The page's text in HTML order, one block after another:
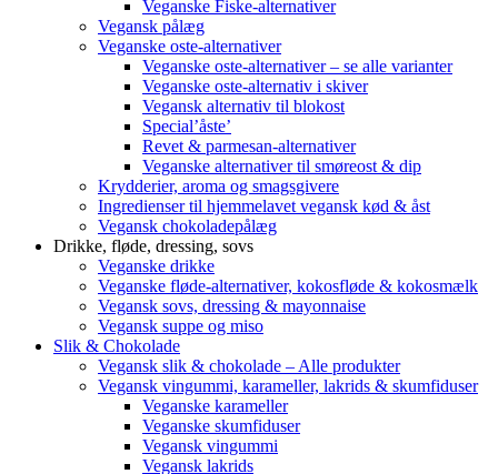
Veganske Fiske-alternativer
Vegansk pålæg
Veganske oste-alternativer
Veganske oste-alternativer – se alle varianter
Veganske oste-alternativ i skiver
Vegansk alternativ til blokost
Special’åste’
Revet & parmesan-alternativer
Veganske alternativer til smøreost & dip
Krydderier, aroma og smagsgivere
Ingredienser til hjemmelavet vegansk kød & åst
Vegansk chokoladepålæg
Drikke, fløde, dressing, sovs
Veganske drikke
Veganske fløde-alternativer, kokosfløde & kokosmælk
Vegansk sovs, dressing & mayonnaise
Vegansk suppe og miso
Slik & Chokolade
Vegansk slik & chokolade – Alle produkter
Vegansk vingummi, karameller, lakrids & skumfiduser
Veganske karameller
Veganske skumfiduser
Vegansk vingummi
Vegansk lakrids